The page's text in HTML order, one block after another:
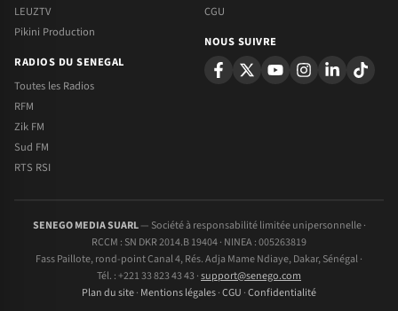
LEUZTV
Pikini Production
RADIOS DU SENEGAL
Toutes les Radios
RFM
Zik FM
Sud FM
RTS RSI
CGU
NOUS SUIVRE
SENEGO MEDIA SUARL— Société à responsabilité limitée unipersonnelle ·
RCCM : SN DKR 2014.B 19404 · NINEA : 005263819
Fass Paillote, rond-point Canal 4, Rés. Adja Mame Ndiaye, Dakar, Sénégal ·
Tél. : +221 33 823 43 43 ·support@senego.com
Plan du site· Mentions légales·CGU ·Confidentialité